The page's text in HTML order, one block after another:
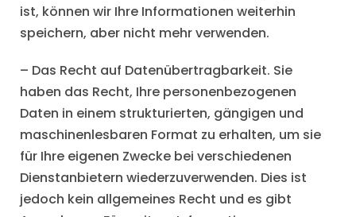
ist, können wir Ihre Informationen weiterhin
speichern, aber nicht mehr verwenden.
– Das Recht auf Datenübertragbarkeit. Sie
haben das Recht, Ihre personenbezogenen
Daten in einem strukturierten, gängigen und
maschinenlesbaren Format zu erhalten, um sie
für Ihre eigenen Zwecke bei verschiedenen
Dienstanbietern wiederzuverwenden. Dies ist
jedoch kein allgemeines Recht und es gibt